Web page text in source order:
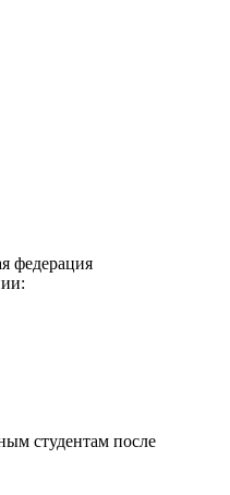
федерация
студентам после